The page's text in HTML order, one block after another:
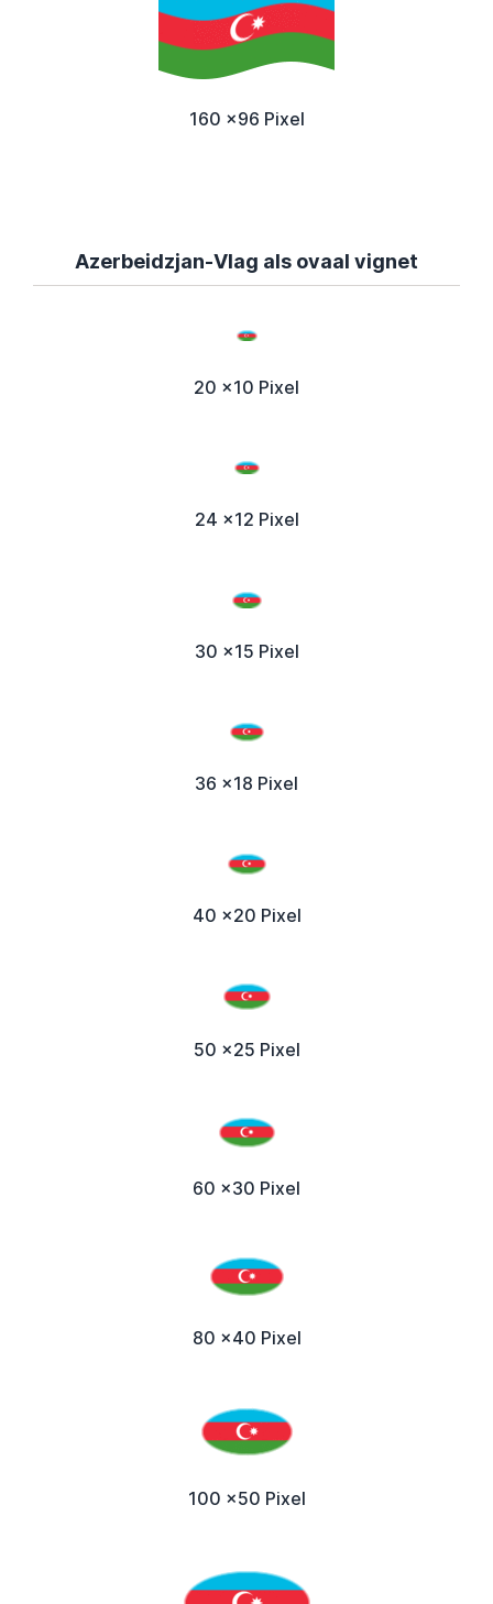
160 x96 Pixel
Azerbeidzjan-Vlag als ovaal vignet
20 x10 Pixel
24 x12 Pixel
30 x15 Pixel
36 x18 Pixel
40 x20 Pixel
50 x25 Pixel
60 x30 Pixel
80 x40 Pixel
100 x50 Pixel